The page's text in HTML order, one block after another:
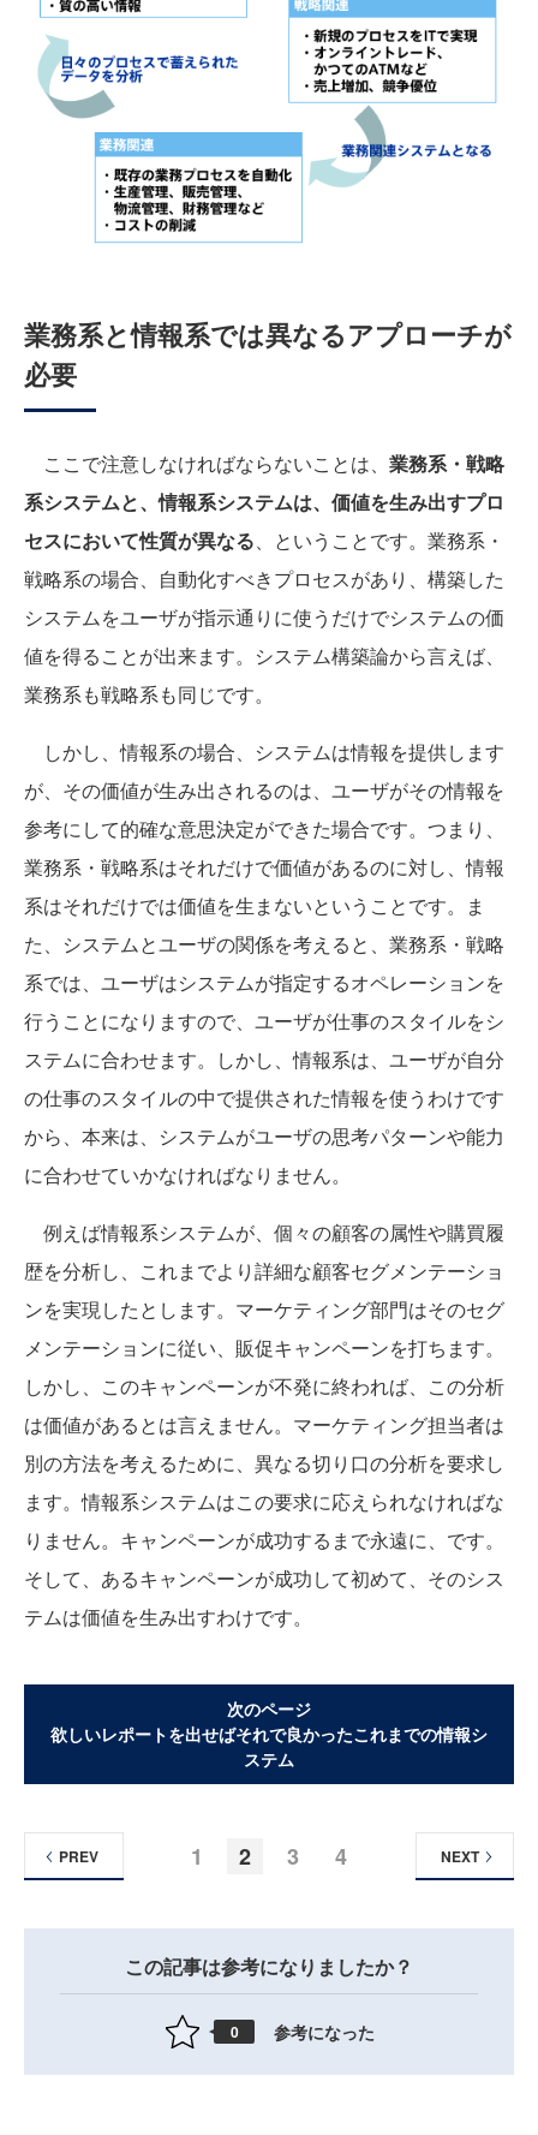
業務系と情報系では異なるアプローチが
必要
ここで注意しなければならないことは、 業務系・戦略
系システムと、情報系システムは、価値を生み出すプロ
セスにおいて性質が異なる、ということです。業務系・
戦略系の場合、自動化すべきプロセスがあり、構築した
システムをユーザが指示通りに使うだけでシステムの価
値を得ることが出来ます。システム構築論から言えば、
業務系も戦略系も同じです。
しかし、情報系の場合、システムは情報を提供します
が、その価値が生み出されるのは、ユーザがその情報を
参考にして的確な意思決定ができた場合です。つまり、
業務系・戦略系はそれだけで価値があるのに対し、情報
系はそれだけでは価値を生まないということです。ま
た、システムとユーザの関係を考えると、業務系・戦略
系では、ユーザはシステムが指定するオペレーションを
行うことになりますので、ユーザが仕事のスタイルをシ
ステムに合わせます。しかし、情報系は、ユーザが自分
の仕事のスタイルの中で提供された情報を使うわけです
から、本来は、システムがユーザの思考パターンや能力
に合わせていかなければなりません。
例えば情報系システムが、個々の顧客の属性や購買履
歴を分析し、これまでより詳細な顧客セグメンテーショ
ンを実現したとします。マーケティング部門はそのセグ
メンテーションに従い、販促キャンペーンを打ちます。
しかし、このキャンペーンが不発に終われば、この分析
は価値があるとは言えません。マーケティング担当者は
別の方法を考えるために、異なる切り口の分析を要求し
ます。情報系システムはこの要求に応えられなければな
りません。キャンペーンが成功するまで永遠に、です。
そして、あるキャンペーンが成功して初めて、そのシス
テムは価値を生み出すわけです。
次のページ
欲しいレポートを出せばそれで良かったこれまでの情報シ
ステム
1 2 3 4
PREV NEXT
この記事は参考になりましたか？
0 参考になった